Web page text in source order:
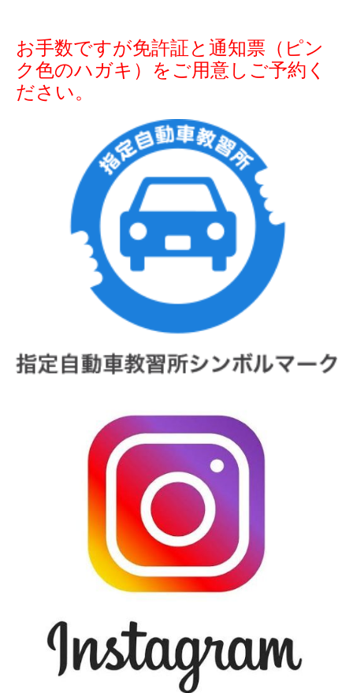
採用情報
高齢者講習
法人・企業講習について
園児・児童・学生向け
運転免許をお持ちの方向け
motorad alpha
卒業生の声
お手数ですが免許証と通知票（ピン
ク色のハガキ）をご用意しご予約く
ださい。